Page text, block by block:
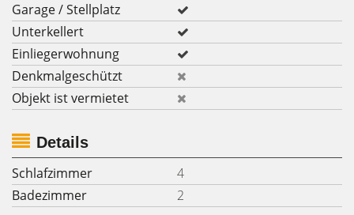
Garage / Stellplatz
Unterkellert
Einliegerwohnung
Denkmalgeschützt
Objekt ist vermietet
Details
Schlafzimmer
4
Badezimmer
2